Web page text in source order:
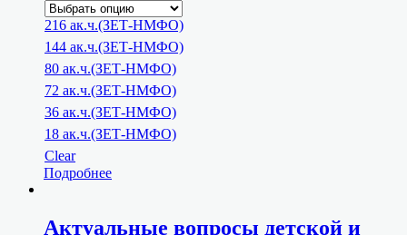
216 ак.ч.(ЗЕТ-НМФО)
144 ак.ч.(ЗЕТ-НМФО)
80 ак.ч.(ЗЕТ-НМФО)
72 ак.ч.(ЗЕТ-НМФО)
36 ак.ч.(ЗЕТ-НМФО)
18 ак.ч.(ЗЕТ-НМФО)
Clear
Подробнее
Актуальные вопросы детской и